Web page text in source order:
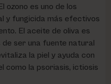
ozono es uno de los
y fungicida más efectivos
El aceite de oliva es
ser una fuente natural
la piel y ayuda con
como la psoriasis, ictiosis